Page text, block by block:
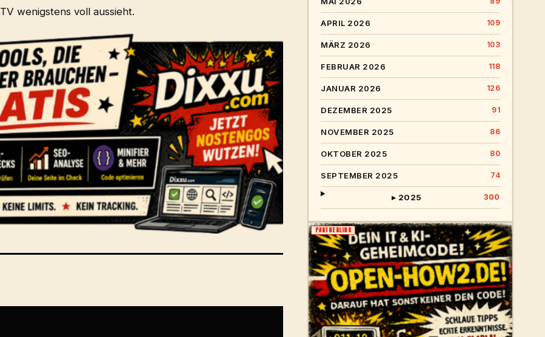
wenigstens voll aussieht.
APRIL 2026 109
MÄRZ 2026 103
FEBRUAR 2026 118
JANUAR 2026 126
DEZEMBER 2025 91
NOVEMBER 2025 86
OKTOBER 2025 80
SEPTEMBER 2025 74
▸ 2025 300
PARTNERLINK